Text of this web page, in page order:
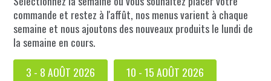
commande et restez à l'affût, nos menus varient à chaque
semaine et nous ajoutons des nouveaux produits le lundi de
la semaine en cours.
3 - 8 AOÛT 2026
10 - 15 AOÛT 2026